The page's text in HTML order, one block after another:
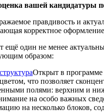
вашей кандидатуры
правдивость и
корректное
ещё один не менее
образом:
Открыт в программе
что позволяет
полями: верхним и
на особо важных
на несколько блоков,